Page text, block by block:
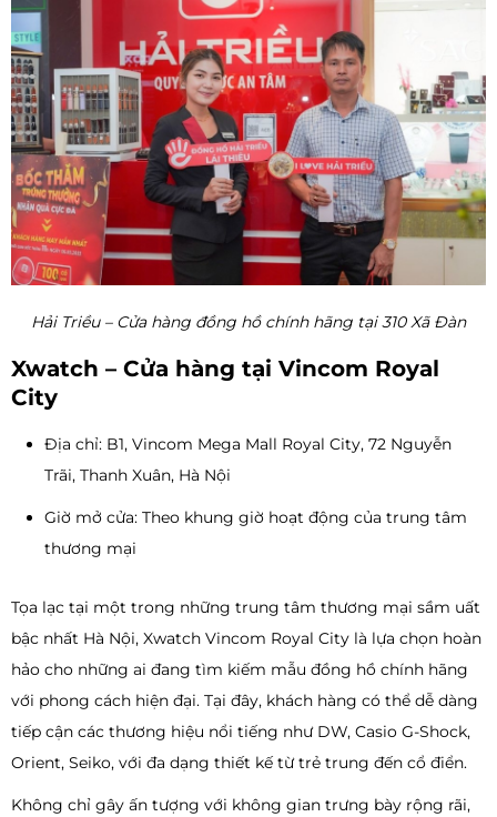
Hải Triều – Cửa hàng đồng hồ chính hãng tại 310 Xã Đàn
Xwatch – Cửa hàng tại Vincom Royal
City
Địa chỉ: B1, Vincom Mega Mall Royal City, 72 Nguyễn
Trãi, Thanh Xuân, Hà Nội
Giờ mở cửa: Theo khung giờ hoạt động của trung tâm
thương mại
Tọa lạc tại một trong những trung tâm thương mại sầm uất
bậc nhất Hà Nội, Xwatch Vincom Royal City là lựa chọn hoàn
hảo cho những ai đang tìm kiếm mẫu đồng hồ chính hãng
với phong cách hiện đại. Tại đây, khách hàng có thể dễ dàng
tiếp cận các thương hiệu nổi tiếng như DW, Casio G-Shock,
Orient, Seiko, với đa dạng thiết kế từ trẻ trung đến cổ điển.
Không chỉ gây ấn tượng với không gian trưng bày rộng rãi,